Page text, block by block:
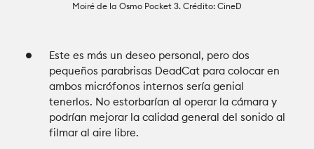
Moiré de la Osmo Pocket 3. Crédito: CineD
Este es más un deseo personal, pero dos
pequeños parabrisas DeadCat para colocar en
ambos micrófonos internos sería genial
tenerlos. No estorbarían al operar la cámara y
podrían mejorar la calidad general del sonido al
filmar al aire libre.